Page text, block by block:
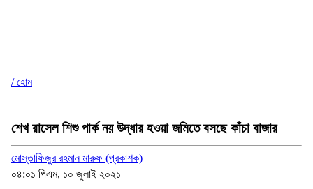
/ হোম
শেখ রাসেল শিশু পার্ক নয় উদ্ধার হওয়া জমিতে বসছে কাঁচা বাজার
মোস্তাফিজুর রহমান মারুফ (প্রকাশক)
০৪:০১ পিএম, ১০ জুলাই ২০২১